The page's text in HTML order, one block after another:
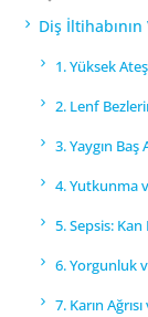
Diş
1. Yüksek
2. Lenf
3. Yaygın Baş
4. Yutkunma
5. Sepsis:
6. Yorgunluk
7. Karın